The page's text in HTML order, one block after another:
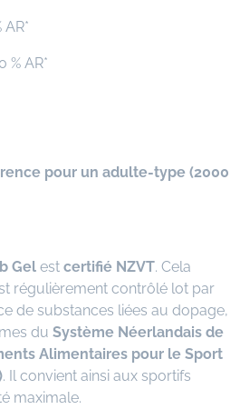
AR*
% AR*
pour un adulte-type (2000
Gel est certifié NZVT. Cela
régulièrement contrôlé lot par
de substances liées au dopage,
du Système Néerlandais de
Alimentaires pour le Sport
. Il convient ainsi aux sportifs
maximale.